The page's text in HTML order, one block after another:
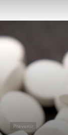
Prevenir